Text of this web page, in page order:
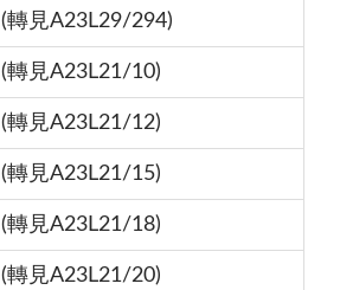
(轉見A23L29/294)
(轉見A23L21/10)
(轉見A23L21/12)
(轉見A23L21/15)
(轉見A23L21/18)
(轉見A23L21/20)